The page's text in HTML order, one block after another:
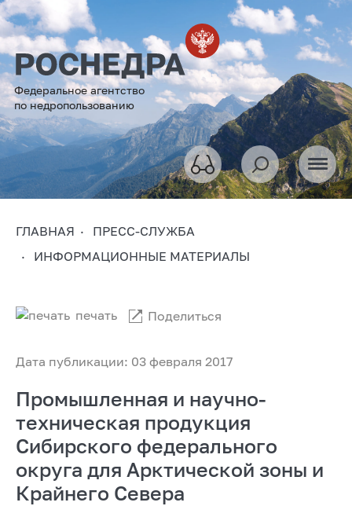
Федеральное агентство
по недропользованию
ГЛАВНАЯ
ПРЕСС-СЛУЖБА
ИНФОРМАЦИОННЫЕ МАТЕРИАЛЫ
Дата публикации: 03 февраля 2017
печать Поделиться
Промышленная и научно-
техническая продукция
Сибирского федерального
округа для Арктической зоны и
Крайнего Севера